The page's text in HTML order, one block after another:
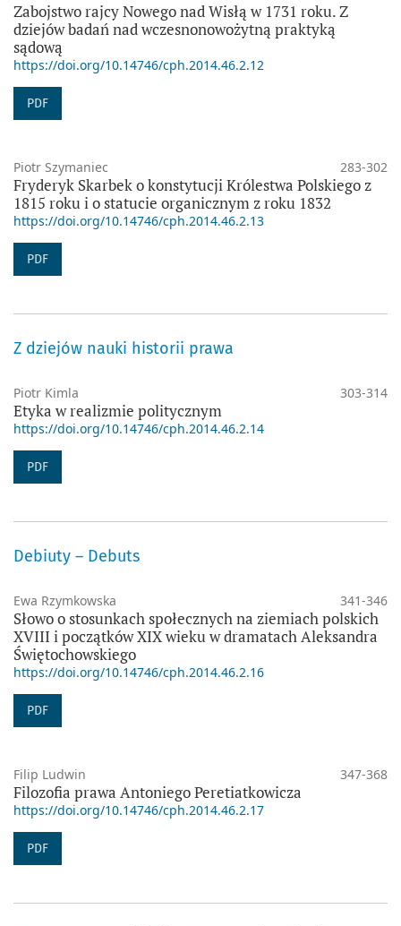
Zabojstwo rajcy Nowego nad Wisłą w 1731 roku. Z
dziejów badań nad wczesnonowożytną praktyką
sądową
https://doi.org/10.14746/cph.2014.46.2.12
PDF
Piotr Szymaniec 283-302
Fryderyk Skarbek o konstytucji Królestwa Polskiego z
1815 roku i o statucie organicznym z roku 1832
https://doi.org/10.14746/cph.2014.46.2.13
PDF
Z dziejów nauki historii prawa
Piotr Kimla 303-314
Etyka w realizmie politycznym
https://doi.org/10.14746/cph.2014.46.2.14
PDF
Debiuty – Debuts
Ewa Rzymkowska 341-346
Słowo o stosunkach społecznych na ziemiach polskich
XVIII i początków XIX wieku w dramatach Aleksandra
Świętochowskiego
https://doi.org/10.14746/cph.2014.46.2.16
PDF
Filip Ludwin 347-368
Filozofia prawa Antoniego Peretiatkowicza
https://doi.org/10.14746/cph.2014.46.2.17
PDF